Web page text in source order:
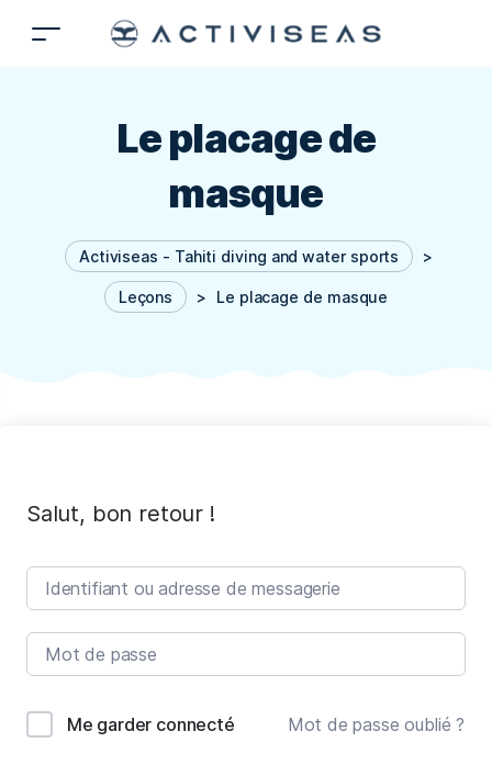
Le placage de
masque
Activiseas - Tahiti diving and water sports >
Leçons > Le placage de masque
Salut, bon retour !
Me garder connecté Mot de passe oublié ?